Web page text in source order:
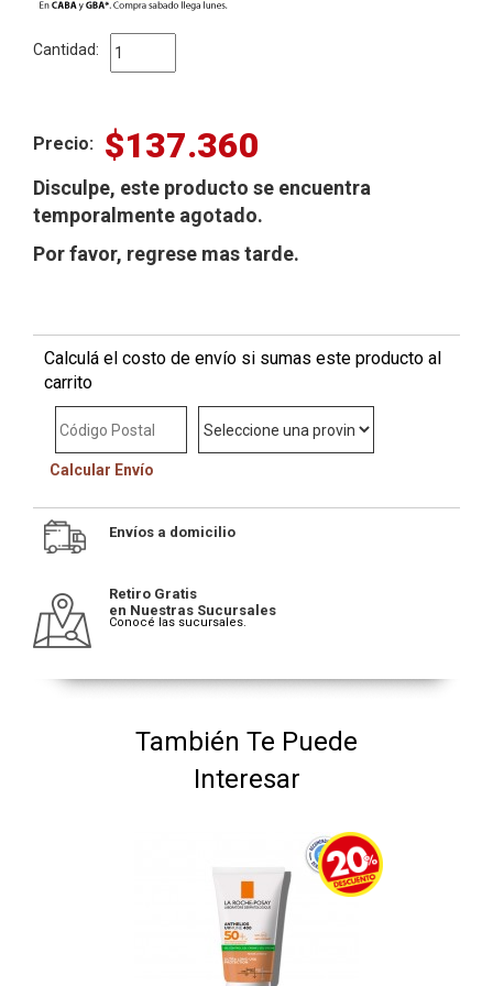
día.
Cantidad:
Precio: $137.360
Disculpe, este producto se encuentra
temporalmente agotado.
Por favor, regrese mas tarde.
Calculá el costo de envío si sumas este producto al
carrito
Calcular Envío
Envíos a domicilio
Retiro Gratis
en Nuestras Sucursales
Conocé las sucursales.
También Te Puede
Interesar